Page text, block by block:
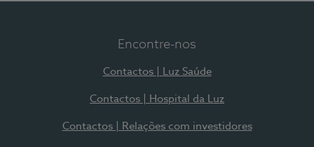
Encontre-nos
Contactos | Luz Saúde
Contactos | Hospital da Luz
Contactos | Relações com investidores